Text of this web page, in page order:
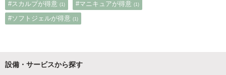
#スカルプが得意 (1) #マニキュアが得意 (1)
#ソフトジェルが得意 (1)
設備・サービスから探す